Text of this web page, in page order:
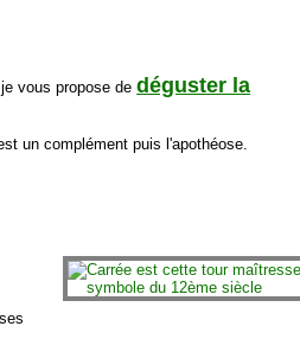
vous propose dedéguster la
un complément puis l'apothéose.